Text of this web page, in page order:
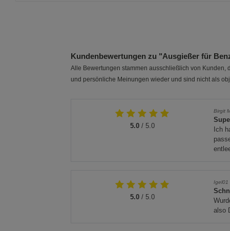
Kundenbewertungen zu "Ausgießer für
Alle Bewertungen stammen ausschließlich von
und persönliche Meinungen wieder und sind nicht als
5.0/ 5.0
Birgit
Ich
5.0/ 5.0
Igel01
also